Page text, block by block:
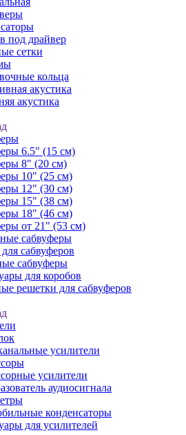
под драйвер
сетки
кольца
акустика
акустика
6.5" (15 см)
8" (20 см)
10" (25 см)
12" (30 см)
15" (38 см)
18" (46 см)
от 21" (53 см)
сабвуферы
сабвуферов
сабвуферы
для коробов
решетки для сабвуферов
усилители
усилители
аудиосигнала
конденсаторы
для усилителей